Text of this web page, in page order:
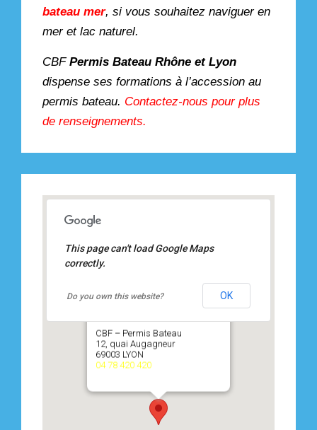
bateau mer, si vous souhaitez naviguer en
mer et lac naturel.
CBF Permis Bateau Rhône et Lyon
dispense ses formations à l’accession au
permis bateau. Contactez-nous pour plus
de renseignements.
CBF – Permis Bateau
12, quai Augagneur
69003 LYON
04 78 420 420
This page can't load Google Maps
correctly.
Do you own this website? OK